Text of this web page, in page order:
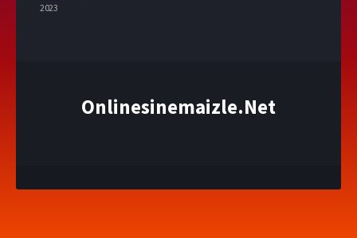
2023
Onlinesinemaizle.Net